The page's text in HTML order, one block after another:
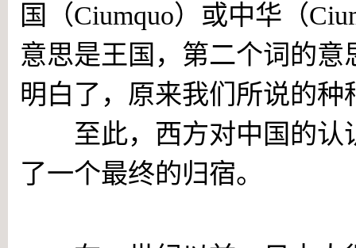
国（Ciumquo）或中华（
意思是王国，第二个词的意
明白了，原来我们所说的
至此，西方对中国的认
了一个最终的归宿。